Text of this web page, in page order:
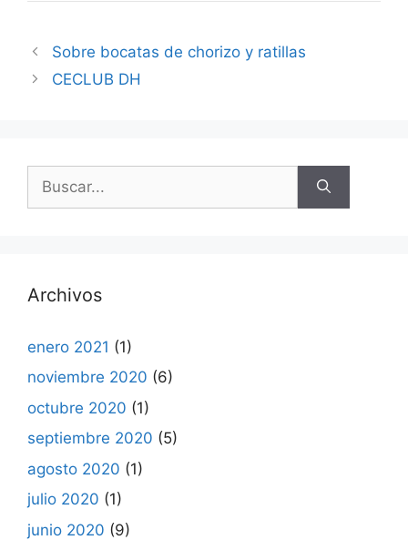
Sobre bocatas de chorizo y ratillas
CECLUB DH
Archivos
enero 2021 (1)
noviembre 2020 (6)
octubre 2020 (1)
septiembre 2020 (5)
agosto 2020 (1)
julio 2020 (1)
junio 2020 (9)